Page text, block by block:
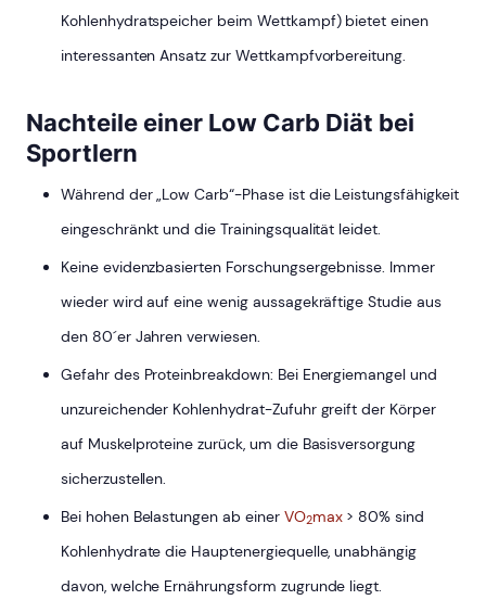
Kohlenhydratspeicher beim Wettkampf) bietet einen
interessanten Ansatz zur Wettkampfvorbereitung.
Nachteile einer Low Carb Diät bei
Sportlern
Während der „Low Carb“-Phase ist die Leistungsfähigkeit
eingeschränkt und die Trainingsqualität leidet.
Keine evidenzbasierten Forschungsergebnisse. Immer
wieder wird auf eine wenig aussagekräftige Studie aus
den 80´er Jahren verwiesen.
Gefahr des Proteinbreakdown: Bei Energiemangel und
unzureichender Kohlenhydrat-Zufuhr greift der Körper
auf Muskelproteine zurück, um die Basisversorgung
sicherzustellen.
Bei hohen Belastungen ab einer VO2max> 80% sind
Kohlenhydrate die Hauptenergiequelle, unabhängig
davon, welche Ernährungsform zugrunde liegt.